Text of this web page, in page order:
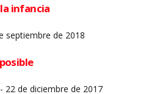
infancia
septiembre de 2018
22 de diciembre de 2017